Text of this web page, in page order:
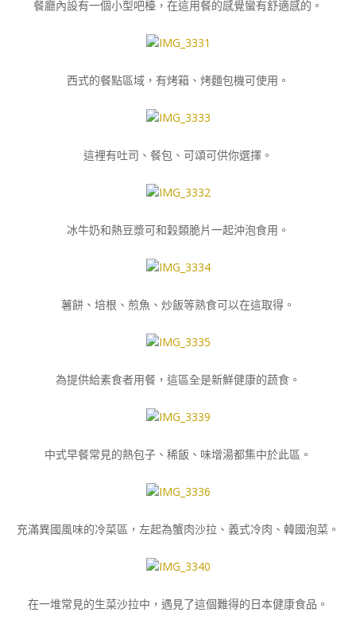
餐廳內設有一個小型吧檯，在這用餐的感覺蠻有舒適感的。
西式的餐點區域，有烤箱、烤麵包機可使用。
這裡有吐司、餐包、可頌可供你選擇。
冰牛奶和熱豆漿可和穀類脆片一起沖泡食用。
薯餅、培根、煎魚、炒飯等熟食可以在這取得。
為提供給素食者用餐，這區全是新鮮健康的蔬食。
中式早餐常見的熱包子、稀飯、味增湯都集中於此區。
充滿異國風味的冷菜區，左起為蟹肉沙拉、義式冷肉、韓國泡菜。
在一堆常見的生菜沙拉中，遇見了這個難得的日本健康食品。